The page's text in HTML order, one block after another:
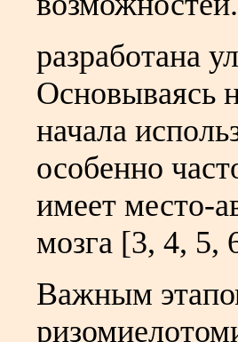
разработана
Основываясь
начала
особенно
имеет место-
мозга [3, 4, 5,
Важным